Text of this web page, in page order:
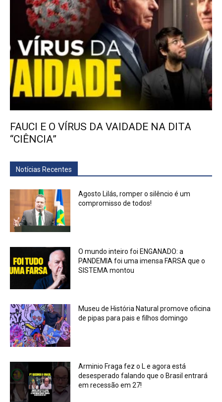
FAUCI E O VÍRUS DA VAIDADE NA DITA
“CIÊNCIA”
Notícias Recentes
Agosto Lilás, romper o silêncio é um
compromisso de todos!
O mundo inteiro foi ENGANADO: a
PANDEMIA foi uma imensa FARSA que o
SISTEMA montou
Museu de História Natural promove oficina
de pipas para pais e filhos domingo
Arminio Fraga fez o L e agora está
desesperado falando que o Brasil entrará
em recessão em 27!